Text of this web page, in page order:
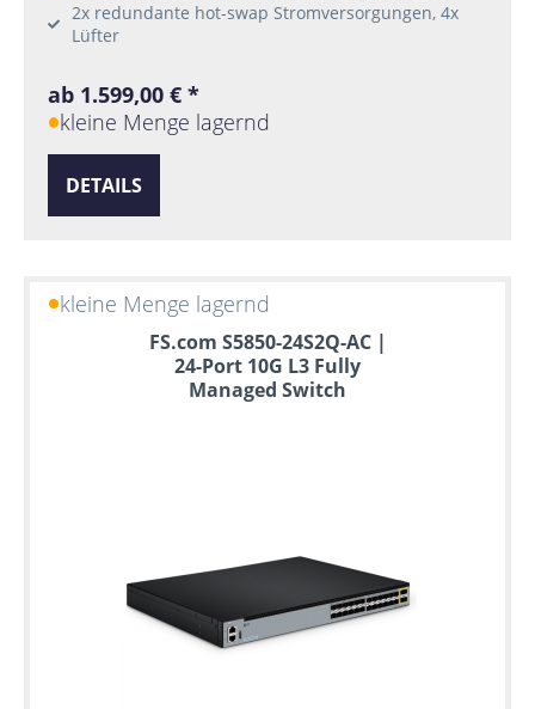
2x redundante hot-swap Stromversorgungen, 4x
Lüfter
ab 1.599,00 € *
kleine Menge lagernd
DETAILS
kleine Menge lagernd
FS.com S5850-24S2Q-AC |
24-Port 10G L3 Fully
Managed Switch